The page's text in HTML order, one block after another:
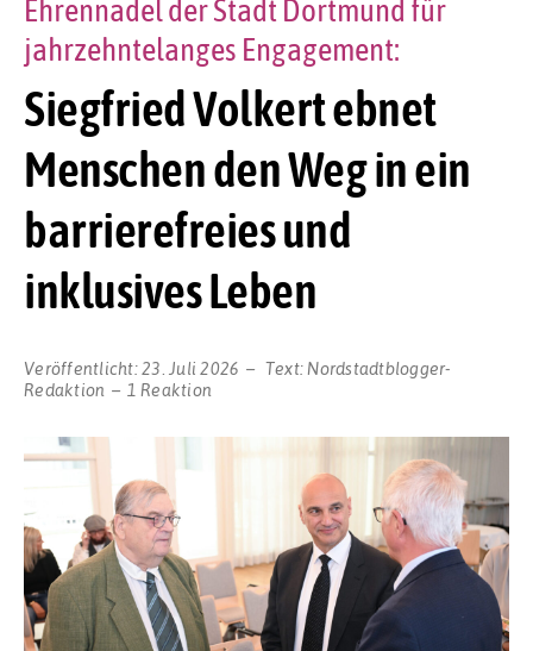
Siegfried Volkert ebnet
Menschen den Weg in ein
barrierefreies und
inklusives Leben
Ehrennadel der Stadt Dortmund für
jahrzehntelanges Engagement:
Veröffentlicht:23. Juli 2026 Text: Nordstadtblogger-
Redaktion
1 Reaktion